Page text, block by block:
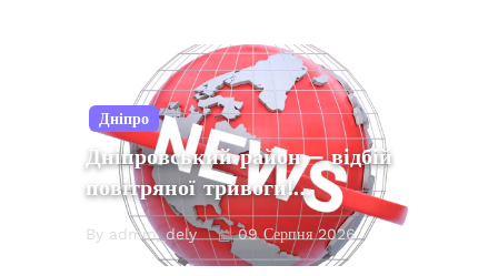
Дніпро
Дніпровський район – відбій
повітряної тривоги!…
By admin_dely 09 Серпня 2026